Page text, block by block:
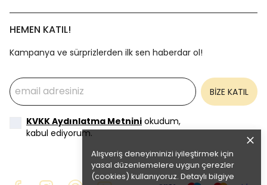
Alışveriş deneyiminizi iyileştirmek için
yasal düzenlemelere uygun çerezler
(cookies) kullanıyoruz. Detaylı bilgiye
HEMEN KATIL!
Kampanya ve sürprizlerden ilk sen haberdar ol!
BİZE KATIL
KVKK Aydınlatma Metnini okudum,
kabul ediyorum.